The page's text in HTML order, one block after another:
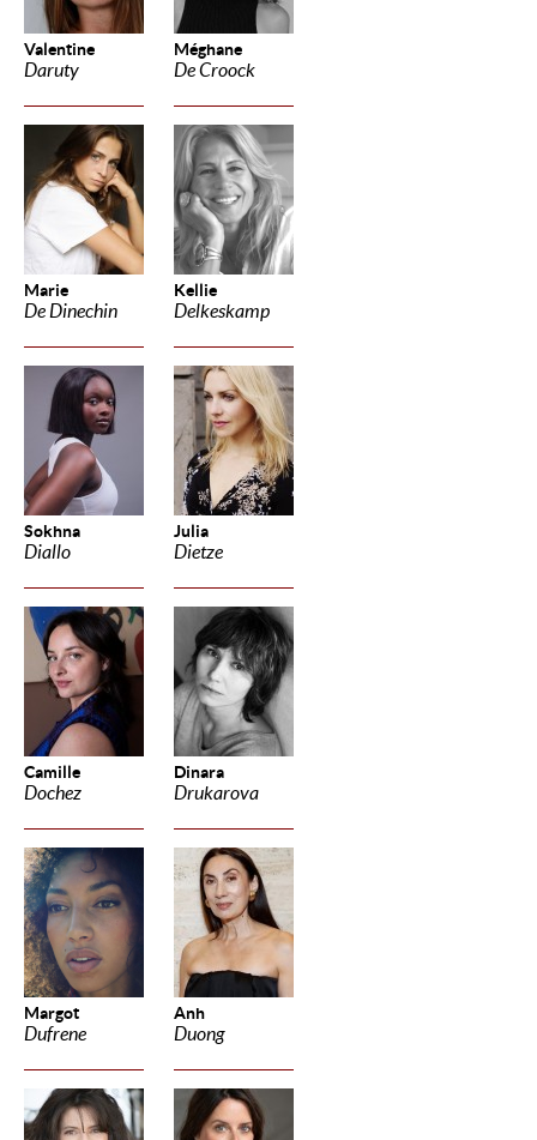
Valentine
Daruty
Méghane
De Croock
Marie
De Dinechin
Kellie
Delkeskamp
Sokhna
Diallo
Julia
Dietze
Camille
Dochez
Dinara
Drukarova
Margot
Dufrene
Anh
Duong